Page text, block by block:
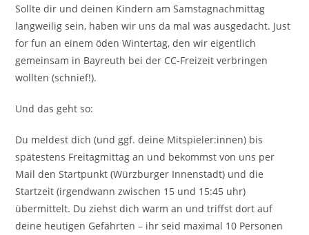
Sollte dir und deinen Kindern am Samstagnachmittag
langweilig sein, haben wir uns da mal was ausgedacht. Just
for fun an einem öden Wintertag, den wir eigentlich
gemeinsam in Bayreuth bei der CC-Freizeit verbringen
wollten (schnief!).
Und das geht so:
Du meldest dich (und ggf. deine Mitspieler:innen) bis
spätestens Freitagmittag an und bekommst von uns per
Mail den Startpunkt (Würzburger Innenstadt) und die
Startzeit (irgendwann zwischen 15 und 15:45 uhr)
übermittelt. Du ziehst dich warm an und triffst dort auf
deine heutigen Gefährten – ihr seid maximal 10 Personen